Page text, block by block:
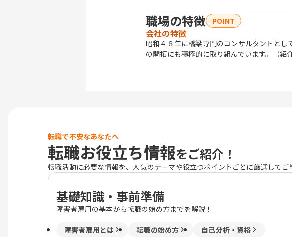
職場の特徴 POINT
会社の特徴
昭和４８年に橋梁専門のコンサルタントと
の開拓にも積極的に取り組んでいます。（紹
転職で不安なあなたへ
転職お役立ち情報をご紹介！
転職活動に必要な情報を、人気のテーマや役立つポイントごとに厳選してご
基礎知識・事前準備
障害者雇用の基本から転職の始め方までを解説！
障害者雇用とは 転職の始め方 自己分析・資格